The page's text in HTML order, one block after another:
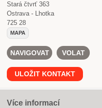
Stará čtvrť 363
Ostrava - Lhotka
725 28
MAPA
NAVIGOVAT VOLAT
ULOŽIT KONTAKT
Více informací